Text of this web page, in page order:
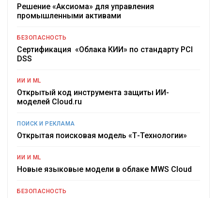
Решение «Аксиома» для управления
промышленными активами
БЕЗОПАСНОСТЬ
Сертификация «Облака КИИ» по стандарту PCI
DSS
ИИ И ML
Открытый код инструмента защиты ИИ-
моделей Cloud.ru
ПОИСК И РЕКЛАМА
Открытая поисковая модель «Т-Технологии»
ИИ И ML
Новые языковые модели в облаке MWS Cloud
БЕЗОПАСНОСТЬ